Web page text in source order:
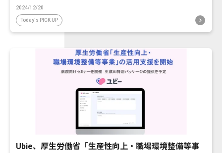
2024/12/20
Today's PICK UP
Ubie、厚生労働省「生産性向上・職場環境整備等事